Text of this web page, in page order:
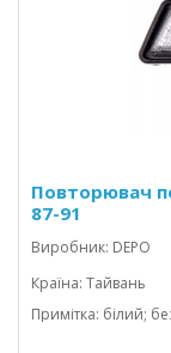
Повторювач
87-91
Виробник: DEPO
Країна: Тайвань
Примітка: білий;